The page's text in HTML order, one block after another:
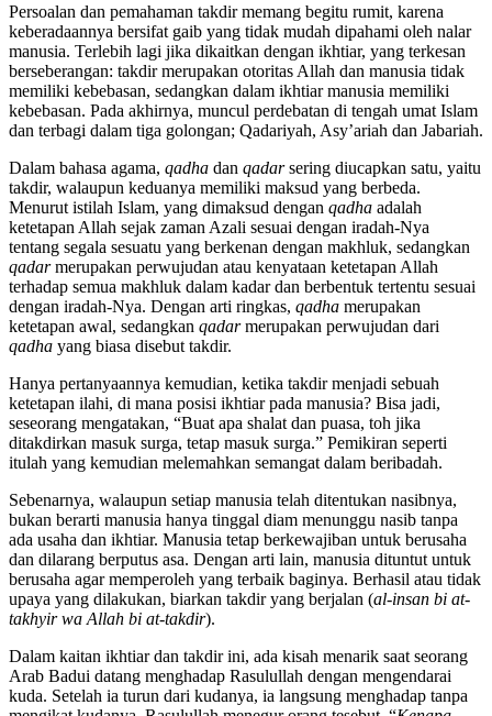
Persoalan dan pemahaman takdir memang begitu rumit, karena
keberadaannya bersifat gaib yang tidak mudah dipahami oleh nalar
manusia. Terlebih lagi jika dikaitkan dengan ikhtiar, yang terkesan
berseberangan: takdir merupakan otoritas Allah dan manusia tidak
memiliki kebebasan, sedangkan dalam ikhtiar manusia memiliki
kebebasan. Pada akhirnya, muncul perdebatan di tengah umat Islam
dan terbagi dalam tiga golongan; Qadariyah, Asy’ariah dan Jabariah.
Dalam bahasa agama, qadha dan qadarsering diucapkan satu, yaitu
takdir, walaupun keduanya memiliki maksud yang berbeda.
Menurut istilah Islam, yang dimaksud dengan qadha adalah
ketetapan Allah sejak zaman Azali sesuai dengan iradah-Nya
tentang segala sesuatu yang berkenan dengan makhluk, sedangkan
qadarmerupakan perwujudan atau kenyataan ketetapan Allah
terhadap semua makhluk dalam kadar dan berbentuk tertentu sesuai
dengan iradah-Nya. Dengan arti ringkas, qadha merupakan
ketetapan awal, sedangkan qadarmerupakan perwujudan dari
qadha yang biasa disebut takdir.
Hanya pertanyaannya kemudian, ketika takdir menjadi sebuah
ketetapan ilahi, di mana posisi ikhtiar pada manusia? Bisa jadi,
seseorang mengatakan, “Buat apa shalat dan puasa, toh jika
ditakdirkan masuk surga, tetap masuk surga.” Pemikiran seperti
itulah yang kemudian melemahkan semangat dalam beribadah.
Sebenarnya, walaupun setiap manusia telah ditentukan nasibnya,
bukan berarti manusia hanya tinggal diam menunggu nasib tanpa
ada usaha dan ikhtiar. Manusia tetap berkewajiban untuk berusaha
dan dilarang berputus asa. Dengan arti lain, manusia dituntut untuk
berusaha agar memperoleh yang terbaik baginya. Berhasil atau tidak
upaya yang dilakukan, biarkan takdir yang berjalan (al-insan bi at-
takhyir wa Allah bi at-takdir).
Dalam kaitan ikhtiar dan takdir ini, ada kisah menarik saat seorang
Arab Badui datang menghadap Rasulullah dengan mengendarai
kuda. Setelah ia turun dari kudanya, ia langsung menghadap tanpa